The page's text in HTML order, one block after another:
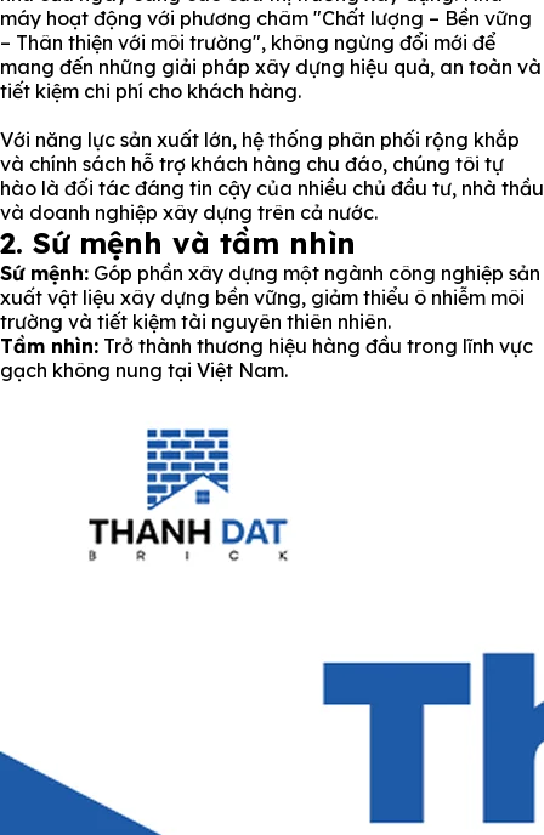
máy hoạt động với phương châm "Chất lượng – Bền vững
– Thân thiện với môi trường", không ngừng đổi mới để
mang đến những giải pháp xây dựng hiệu quả, an toàn và
tiết kiệm chi phí cho khách hàng.
Với năng lực sản xuất lớn, hệ thống phân phối rộng khắp
và chính sách hỗ trợ khách hàng chu đáo, chúng tôi tự
hào là đối tác đáng tin cậy của nhiều chủ đầu tư, nhà thầu
và doanh nghiệp xây dựng trên cả nước.
2. Sứ mệnh và tầm nhìn
Sứ mệnh: Góp phần xây dựng một ngành công nghiệp sản
xuất vật liệu xây dựng bền vững, giảm thiểu ô nhiễm môi
trường và tiết kiệm tài nguyên thiên nhiên.
Tầm nhìn: Trở thành thương hiệu hàng đầu trong lĩnh vực
gạch không nung tại Việt Nam.